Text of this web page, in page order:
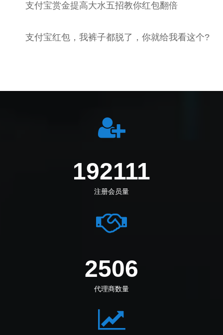
支付宝赏金提高大水五招教你红包翻倍
支付宝红包，我裤子都脱了，你就给我看这个?
219555
注册会员量
2988
代理商数量